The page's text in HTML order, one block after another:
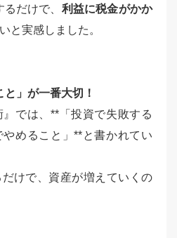
だけで、 利益に税金がかか
と実感しました。
」が一番大切！
』では、**「投資で失敗する
めること」**と書かれてい
けで、資産が増えていくの